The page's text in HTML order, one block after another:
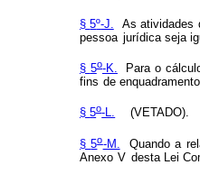
§ 5º-J. As atividades
pessoa jurídica seja
§ 5o-K. Para o
fins de enquadramento
§ 5o-L. (VETADO).
§ 5o-M. Quando a rel
Anexo V desta Lei Co